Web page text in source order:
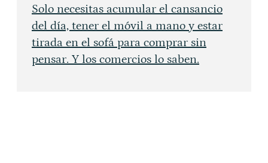
Solo necesitas acumular el cansancio
del día, tener el móvil a mano y estar
tirada en el sofá para comprar sin
pensar. Y los comercios lo saben.